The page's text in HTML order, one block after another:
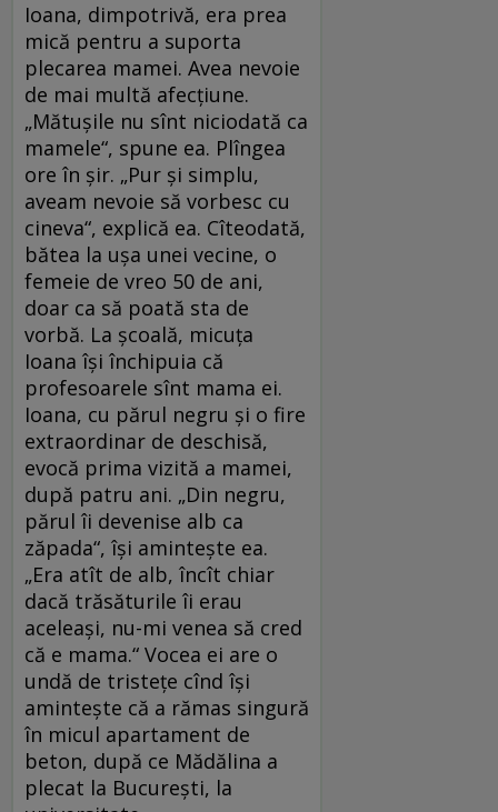
Ioana, dimpotrivă, era prea
mică pentru a suporta
plecarea mamei. Avea nevoie
de mai multă afecţiune.
„Mătuşile nu sînt niciodată ca
mamele“, spune ea. Plîngea
ore în şir. „Pur şi simplu,
aveam nevoie să vorbesc cu
cineva“, explică ea. Cîteodată,
bătea la uşa unei vecine, o
femeie de vreo 50 de ani,
doar ca să poată sta de
vorbă. La şcoală, micuţa
Ioana îşi închipuia că
profesoarele sînt mama ei.
Ioana, cu părul negru şi o fire
extraordinar de deschisă,
evocă prima vizită a mamei,
după patru ani. „Din negru,
părul îi devenise alb ca
zăpada“, îşi aminteşte ea.
„Era atît de alb, încît chiar
dacă trăsăturile îi erau
aceleaşi, nu-mi venea să cred
că e mama.“ Vocea ei are o
undă de tristeţe cînd îşi
aminteşte că a rămas singură
în micul apartament de
beton, după ce Mădălina a
plecat la Bucureşti, la